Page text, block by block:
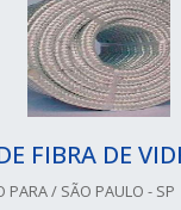
FIBRA DE
PARA / SÃO PAULO - SP